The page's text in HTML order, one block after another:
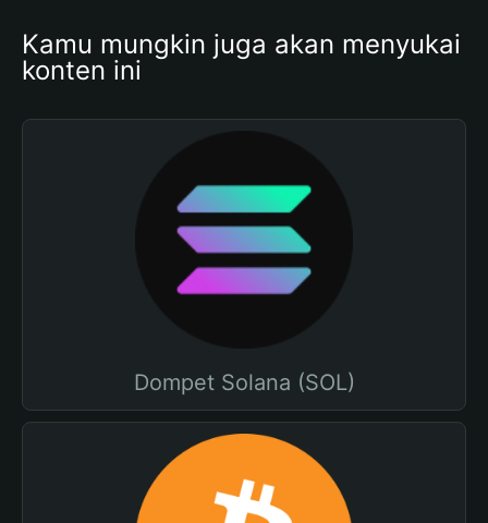
Kamu mungkin juga akan menyukai
konten ini
Dompet Solana (SOL)